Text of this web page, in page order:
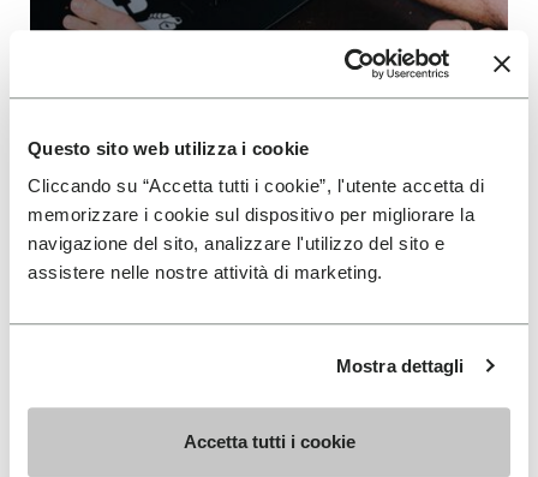
Questo sito web utilizza i cookie
Cliccando su “Accetta tutti i cookie”, l'utente accetta di
memorizzare i cookie sul dispositivo per migliorare la
navigazione del sito, analizzare l'utilizzo del sito e
assistere nelle nostre attività di marketing.
Mostra dettagli
Accetta tutti i cookie
Campioni di Toe Wrestling.
LEGGI DI PIÙ